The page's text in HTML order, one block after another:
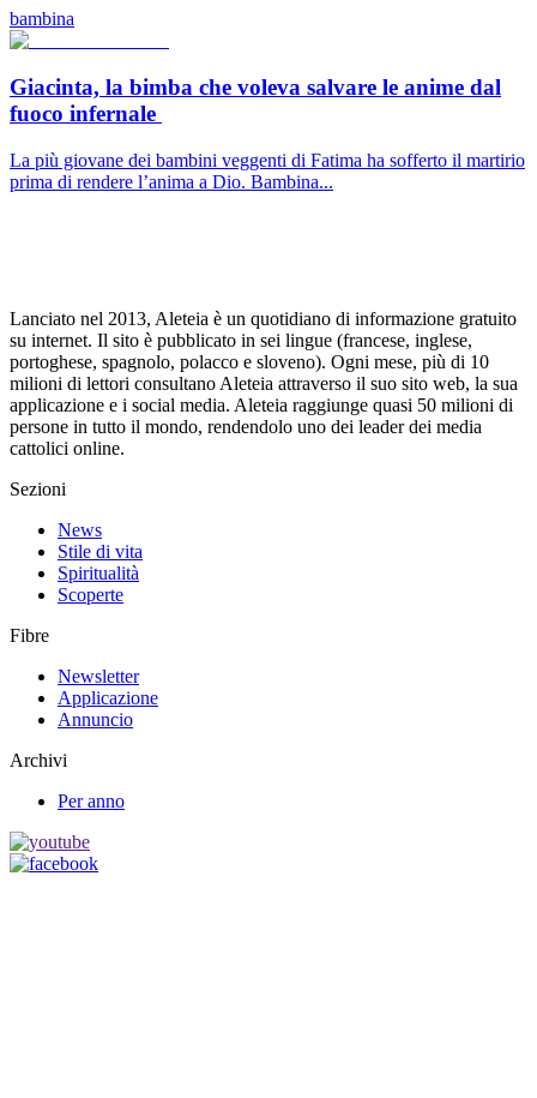
bambina
Giacinta, la bimba che voleva salvare le anime dal
fuoco infernale
La più giovane dei bambini veggenti di Fatima ha sofferto il martirio
prima di rendere l’anima a Dio. Bambina...
Lanciato nel 2013, Aleteia è un quotidiano di informazione gratuito
su internet. Il sito è pubblicato in sei lingue (francese, inglese,
portoghese, spagnolo, polacco e sloveno). Ogni mese, più di 10
milioni di lettori consultano Aleteia attraverso il suo sito web, la sua
applicazione e i social media. Aleteia raggiunge quasi 50 milioni di
persone in tutto il mondo, rendendolo uno dei leader dei media
cattolici online.
Sezioni
News
Stile di vita
Spiritualità
Scoperte
Fibre
Newsletter
Applicazione
Annuncio
Archivi
Per anno